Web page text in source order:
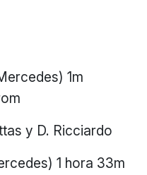
1m
y D. Ricciardo
1 hora 33m